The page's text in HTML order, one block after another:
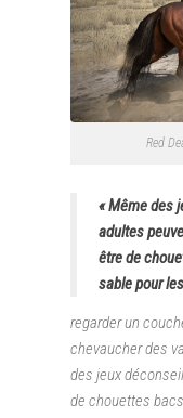
Red
« Même des
adultes
être de
sable pour
regarder un
chevaucher des
des jeux
de chouettes